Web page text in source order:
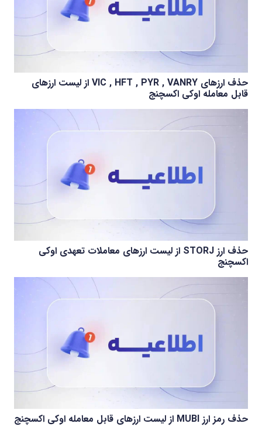
حذف ارزهای VIC , HFT , PYR , VANRY از لیست ارزهای
قابل معامله اوکی اکسچنج
حذف ارز STORJ از لیست ارزهای معاملات تعهدی اوکی
اکسچنج
حذف رمز ارز MUBI از لیست ارزهای قابل معامله اوکی اکسچنج